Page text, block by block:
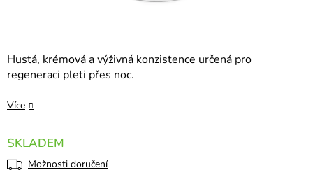
Hustá, krémová a výživná konzistence určená pro
regeneraci pleti přes noc.
Více
SKLADEM
Možnosti doručení